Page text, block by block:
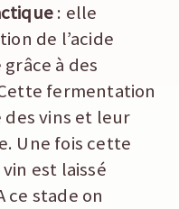
: elle
de l’acide
à des
fermentation
des vins et leur
Une fois cette
est laissé
ce stade on